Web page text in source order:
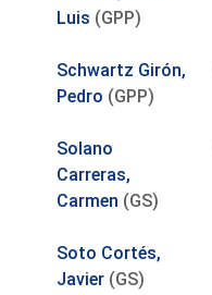
Luis (GPP)
Schwartz Girón,
Pedro (GPP)
Solano
Carreras,
Carmen (GS)
Soto Cortés,
Javier (GS)